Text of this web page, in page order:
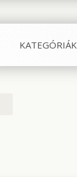
KATEGÓRIÁK